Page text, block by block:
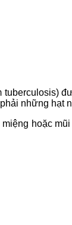
những hạt
hoặc